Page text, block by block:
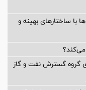
با ساختارهای بهینه و
می‌کند؟
گروه گسترش نفت و گاز